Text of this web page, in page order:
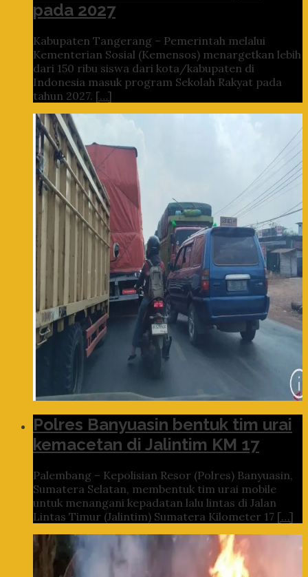
pada 2027
Kabupaten Tangerang – Pemerintah melalui
Kementerian Sosial (Kemensos) menargetkan lebih
dari 150 ribu siswa dari kota/kabupaten di
Indonesia masuk program Sekolah Rakyat pada
tahun 2027. […]
Polres Banyuasin bentuk tim urai
kemacetan di Jalintim KM 17
Palembang – Kepolisian Resor (Polres) Banyuasin,
Sumatera Selatan, membentuk tim urai mobile
untuk menangani kepadatan lalu lintas di Jalan
Lintas Timur (Jalintim) Sumatera Kilometer 17 […]